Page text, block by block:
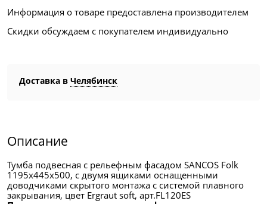
Информация о товаре предоставлена производителем
Скидки обсуждаем с покупателем индивидуально
Доставка в Челябинск
Описание
Тумба подвесная с рельефным фасадом SANCOS Folk
1195х445х500, c двумя ящиками оснащенными
доводчиками скрытого монтажа с системой плавного
закрывания, цвет Ergraut soft, арт.FL120ES